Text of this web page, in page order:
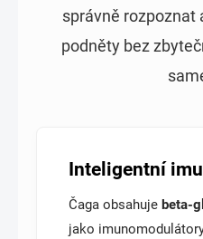
správně rozpoznat
podněty bez
Inteligentní
Čaga obsahuje beta-
jako